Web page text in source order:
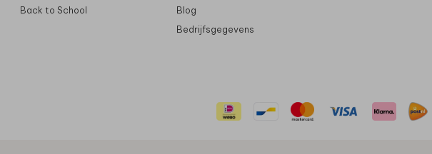
Back to School
Blog
Bedrijfsgegevens